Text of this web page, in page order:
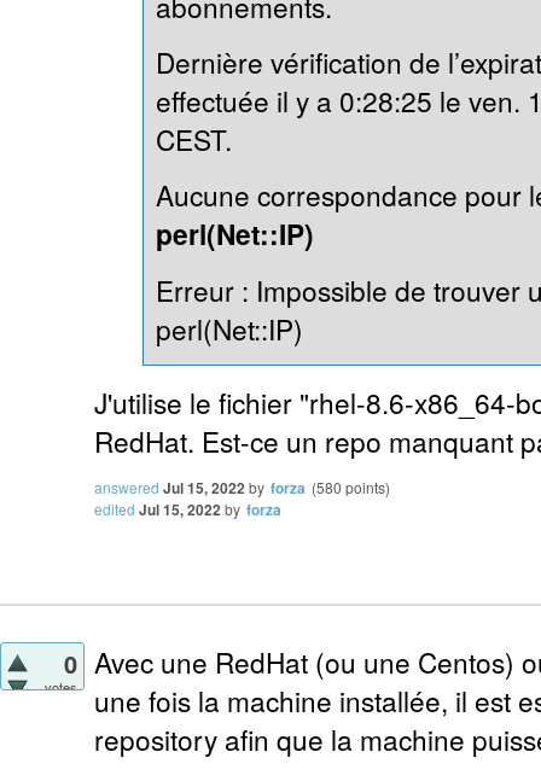
Dernière vérification de
effectuée il y a 0:28:25 le ven.
CEST.
Aucune correspondance pour
perl(Net::IP)
Erreur : Impossible de trouver
perl(Net::IP)
J'utilise le fichier "rhel-8.6-x86_64-
RedHat. Est-ce un repo manquant
answered Jul 15, 2022by forza (580 points)
edited Jul 15, 2022by forza
0
votes
Avec une RedHat (ou une Centos)
une fois la machine installée, il est
repository afin que la machine